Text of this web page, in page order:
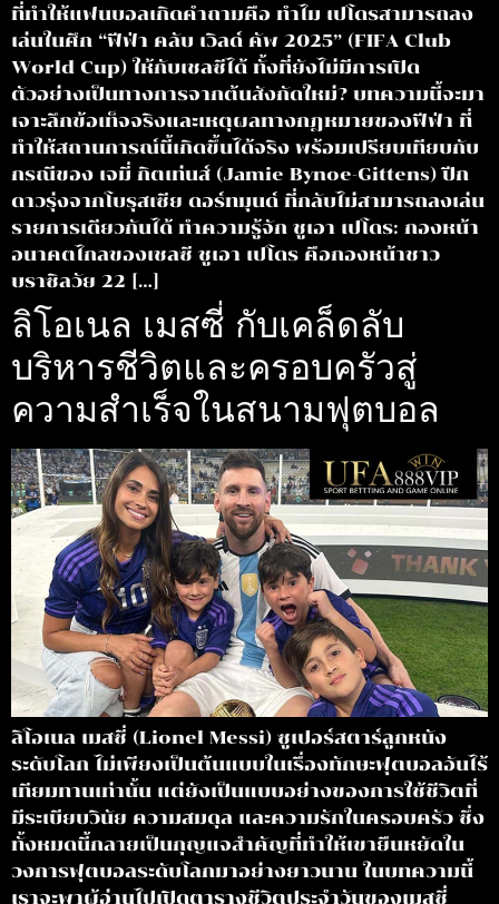
ที่ทำให้แฟนบอลเกิดคำถามคือ ทำไม เปโดรสามารถลง
เล่นในศึก “ฟีฟ่า คลับ เวิลด์ คัพ 2025” (FIFA Club
World Cup) ให้กับเชลซีได้ ทั้งที่ยังไม่มีการเปิด
ตัวอย่างเป็นทางการจากต้นสังกัดใหม่? บทความนี้จะมา
เจาะลึกข้อเท็จจริงและเหตุผลทางกฎหมายของฟีฟ่า ที่
ทำให้สถานการณ์นี้เกิดขึ้นได้จริง พร้อมเปรียบเทียบกับ
กรณีของ เจมี่ กิตเท่นส์ (Jamie Bynoe-Gittens) ปีก
ดาวรุ่งจากโบรุสเซีย ดอร์ทมุนด์ ที่กลับไม่สามารถลงเล่น
รายการเดียวกันได้ ทำความรู้จัก ชูเอา เปโดร: กองหน้า
อนาคตไกลของเชลซี ชูเอา เปโดร คือกองหน้าชาว
บราซิลวัย 22 […]
ลิโอเนล เมสซี่ กับเคล็ดลับ
บริหารชีวิตและครอบครัวสู่
ความสำเร็จในสนามฟุตบอล
ลิโอเนล เมสซี่ (Lionel Messi) ซูเปอร์สตาร์ลูกหนัง
ระดับโลก ไม่เพียงเป็นต้นแบบในเรื่องทักษะฟุตบอลอันไร้
เทียมทานเท่านั้น แต่ยังเป็นแบบอย่างของการใช้ชีวิตที่
มีระเบียบวินัย ความสมดุล และความรักในครอบครัว ซึ่ง
ทั้งหมดนี้กลายเป็นกุญแจสำคัญที่ทำให้เขายืนหยัดใน
วงการฟุตบอลระดับโลกมาอย่างยาวนาน ในบทความนี้
เราจะพาผู้อ่านไปเปิดตารางชีวิตประจำวันของเมสซี่